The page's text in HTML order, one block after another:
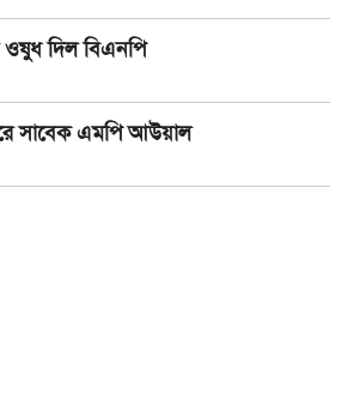
ওষুধ দিল বিএনপি
সাবেক এমপি আউয়াল